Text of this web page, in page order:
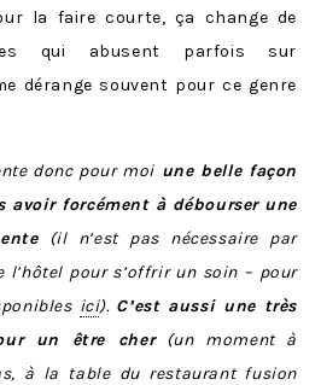
la faire courte, ça change de
qui abusent parfois sur
dérange souvent pour ce genre
donc pour moi une belle façon
avoir forcément à débourser une
(il n’est pas nécessaire par
l’hôtel pour s’offrir un soin – pour
ici). C’est aussi une très
un être cher(un moment à
à la table du restaurant fusion